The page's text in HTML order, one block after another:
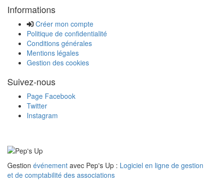
Informations
Créer mon compte
Politique de confidentialité
Conditions générales
Mentions légales
Gestion des cookies
Suivez-nous
Page Facebook
Twitter
Instagram
Gestion événement avec Pep's Up : Logiciel en ligne de gestion
et de comptabilité des associations